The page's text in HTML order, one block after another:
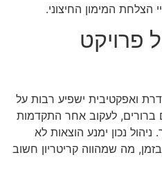
הצלחת המימון החיצוני.
פרויקט
ואפקטיבית ישפיע רבות על
ברורים, לעקוב אחר התקדמות
נכון ימנע הוצאות לא
מה שמהווה קריטריון חשוב